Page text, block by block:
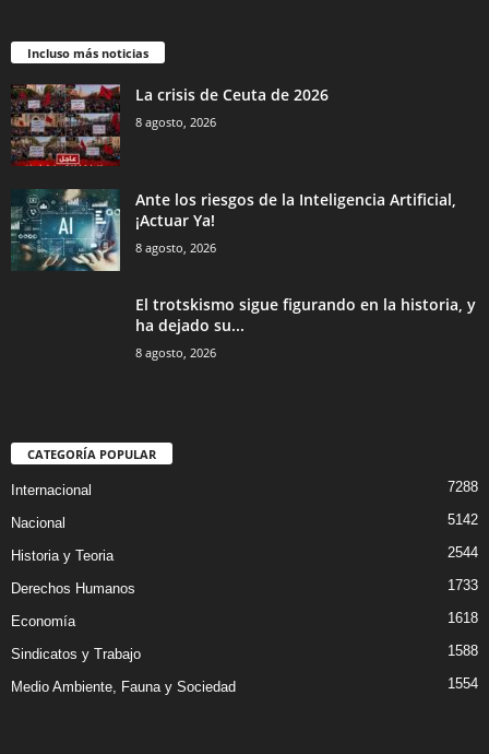
Incluso más noticias
La crisis de Ceuta de 2026
8 agosto, 2026
Ante los riesgos de la Inteligencia Artificial,
¡Actuar Ya!
8 agosto, 2026
El trotskismo sigue figurando en la historia, y
ha dejado su...
8 agosto, 2026
CATEGORÍA POPULAR
Internacional 7288
Nacional 5142
Historia y Teoria 2544
Derechos Humanos 1733
Economía 1618
Sindicatos y Trabajo 1588
Medio Ambiente, Fauna y Sociedad 1554